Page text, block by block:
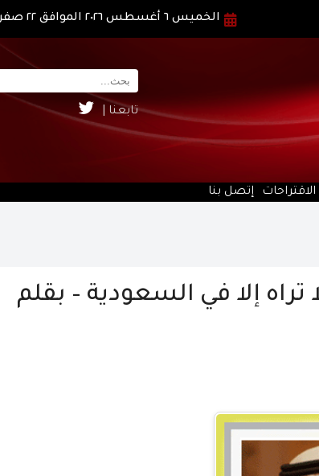
الخميس ٦ أغسطس ٢٠٢٦ الموافق ٢٢ صفر ١٤٤٨ هـ
تابعنا |
إتصل بنا
إلا في السعودية – بقلم